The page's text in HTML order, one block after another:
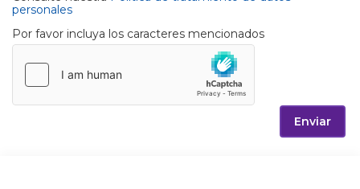
personales
Por favor incluya los caracteres mencionados
Enviar